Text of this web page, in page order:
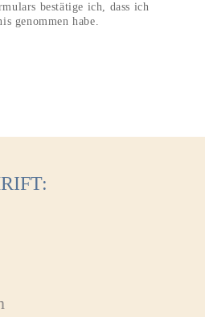
bestätige ich, dass ich
genommen habe.